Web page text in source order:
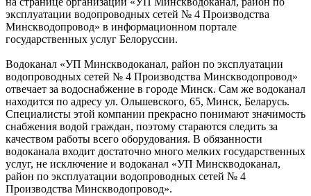
эксплуатации водопроводных сетей № 4 Производства
Минскводопровод» в информационном портале
государственных услуг Белоруссии.
Водоканал «УП Минскводоканал, район по эксплуатации
водопроводных сетей № 4 Производства Минскводопровод»
отвечает за водоснабжение в городе Минск. Сам же водоканал
находится по адресу ул. Ольшевского, 65, Минск, Беларусь.
Специалисты этой компании прекрасно понимают значимость
снабжения водой граждан, поэтому стараются следить за
качеством работы всего оборудования. В обязанности
водоканала входит достаточно много мелких государственных
услуг, не исключение и водоканал «УП Минскводоканал,
район по эксплуатации водопроводных сетей № 4
Производства Минскводопровод».